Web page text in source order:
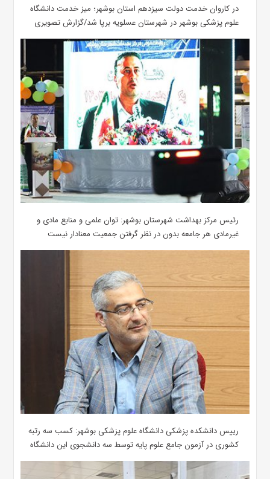
در کاروان خدمت دولت سیزدهم استان بوشهر؛ میز خدمت دانشگاه
علوم پزشکی بوشهر در شهرستان عسلویه برپا شد/گزارش تصویری
رئیس مرکز بهداشت شهرستان بوشهر: توان علمی و منابع مادی و
غیرمادی هر جامعه بدون در نظر گرفتن جمعیت معنادار نیست
رییس دانشکده پزشکی دانشگاه علوم پزشکی بوشهر: کسب سه رتبه
کشوری در آزمون جامع علوم پایه توسط سه دانشجوی این دانشگاه